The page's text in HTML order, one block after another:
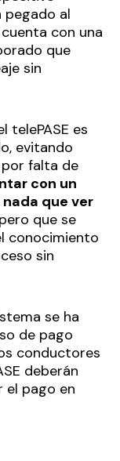
pegado al
con una
que
sin
telePASE es
evitando
falta de
con un
que ver
pero que se
conocimiento
sin
se ha
de pago
conductores
deberán
el pago en